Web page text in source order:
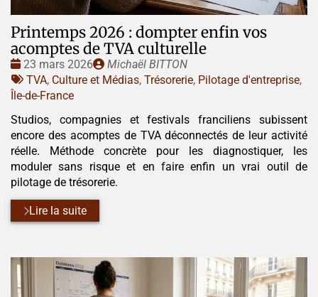
Printemps 2026 : dompter enfin vos
acomptes de TVA culturelle
Date
:
23 mars 2026
Publié
par
Michaël BITTON
Tags
:
TVA, Culture et Médias, Trésorerie, Pilotage d'entreprise,
Île-de-France
Studios, compagnies et festivals franciliens subissent
encore des acomptes de TVA déconnectés de leur activité
réelle. Méthode concrète pour les diagnostiquer, les
moduler sans risque et en faire enfin un vrai outil de
pilotage de trésorerie.
Lire la suite